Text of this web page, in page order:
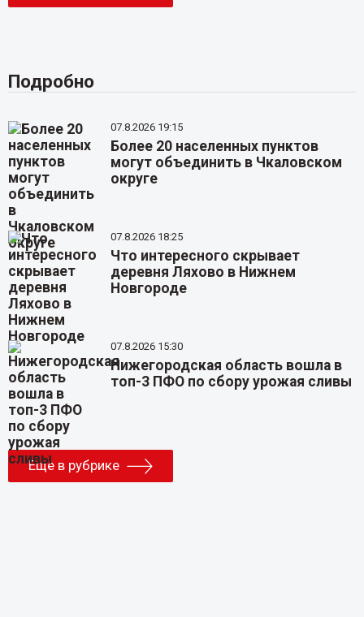
Подробно
07.8.2026 19:15
Более 20 населенных пунктов
могут объединить в Чкаловском
округе
07.8.2026 18:25
Что интересного скрывает
деревня Ляхово в Нижнем
Новгороде
07.8.2026 15:30
Нижегородская область вошла в
топ-3 ПФО по сбору урожая сливы
Еще в рубрике